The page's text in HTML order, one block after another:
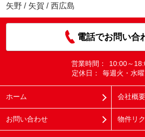
矢野 / 矢賀 / 西広島
電話でお問い合
営業時間：
10:00～
定休日：
毎週火・水曜
ホーム 会社概要
お問い合わせ 物件リ